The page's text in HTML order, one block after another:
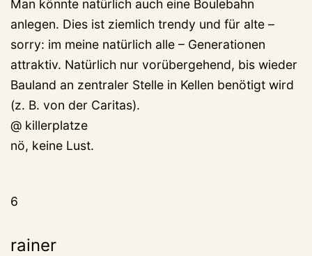
Man könnte natürlich auch eine Boulebahn
anlegen. Dies ist ziemlich trendy und für alte –
sorry: im meine natürlich alle – Generationen
attraktiv. Natürlich nur vorübergehend, bis wieder
Bauland an zentraler Stelle in Kellen benötigt wird
(z. B. von der Caritas).
@ killerplatze
nö, keine Lust.
6
rainer